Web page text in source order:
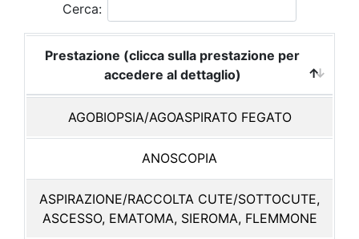
Cerca:
Prestazione (clicca sulla prestazione per
accedere al dettaglio)
AGOBIOPSIA/AGOASPIRATO FEGATO
ANOSCOPIA
ASPIRAZIONE/RACCOLTA CUTE/SOTTOCUTE,
ASCESSO, EMATOMA, SIEROMA, FLEMMONE